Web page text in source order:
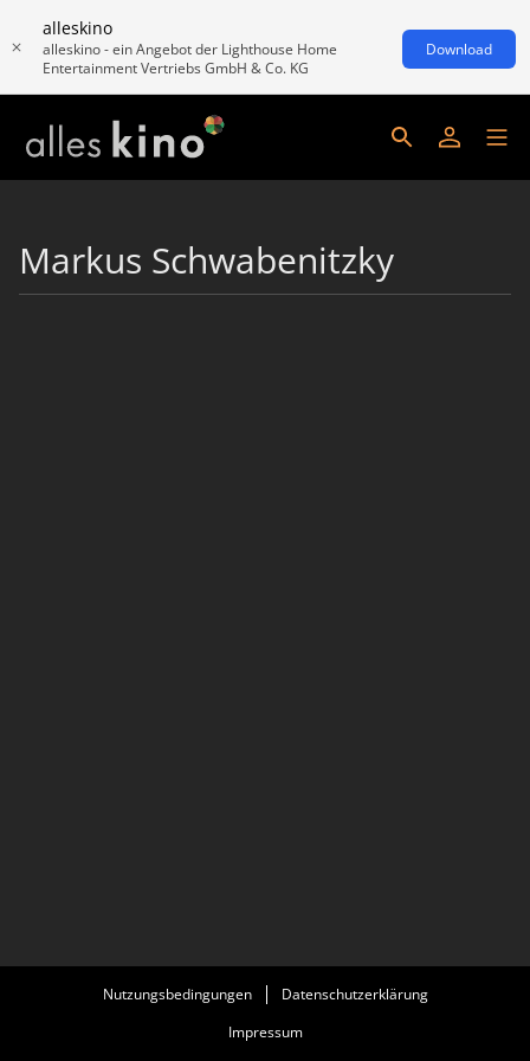
alleskino
alleskino - ein Angebot der Lighthouse Home
Entertainment Vertriebs GmbH & Co. KG
Download
Markus Schwabenitzky
Nutzungsbedingungen
Datenschutzerklärung
Impressum